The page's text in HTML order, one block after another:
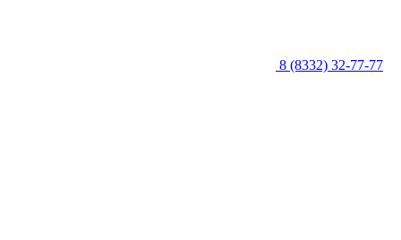
8 (8332) 32-77-77